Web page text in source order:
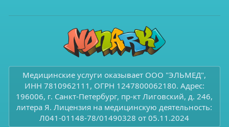
Медицинские услуги оказывает ООО "ЭЛЬМЕД",
ИНН 7810962111, ОГРН 1247800062180. Адрес:
196006, г. Санкт-Петербург, пр-кт Лиговский, д. 246,
литера Я. Лицензия на медицинскую деятельность:
Л041-01148-78/01490328 от 05.11.2024